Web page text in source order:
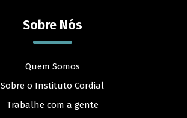
Sobre Nós
Quem Somos
Sobre o Instituto Cordial
Trabalhe com a gente